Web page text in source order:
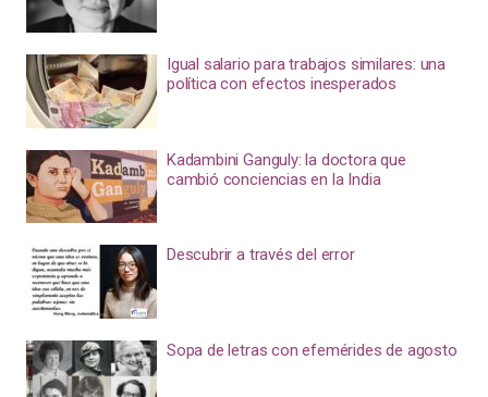
Igual salario para trabajos similares: una
política con efectos inesperados
Kadambini Ganguly: la doctora que
cambió conciencias en la India
Descubrir a través del error
Sopa de letras con efemérides de agosto